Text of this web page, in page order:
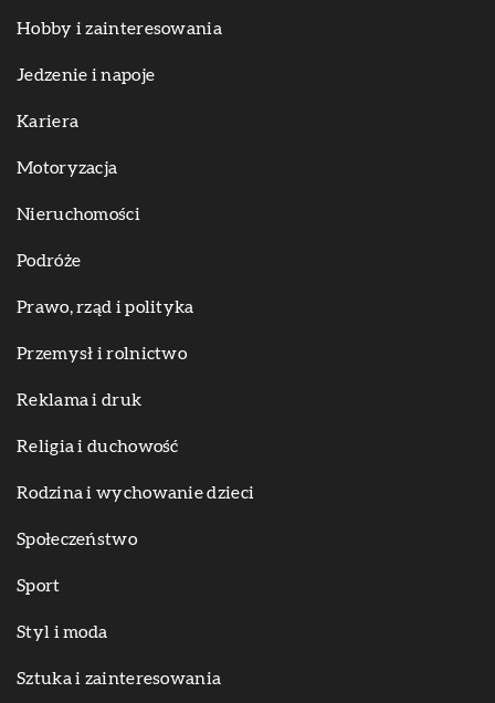
Hobby i zainteresowania
Jedzenie i napoje
Kariera
Motoryzacja
Nieruchomości
Podróże
Prawo, rząd i polityka
Przemysł i rolnictwo
Reklama i druk
Religia i duchowość
Rodzina i wychowanie dzieci
Społeczeństwo
Sport
Styl i moda
Sztuka i zainteresowania